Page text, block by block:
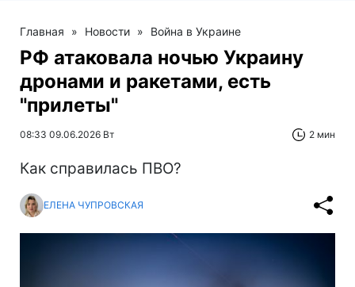
Главная » Новости » Война в Украине
РФ атаковала ночью Украину
дронами и ракетами, есть
"прилеты"
08:33 09.06.2026 Вт 2 мин
Как справилась ПВО?
ЕЛЕНА ЧУПРОВСКАЯ